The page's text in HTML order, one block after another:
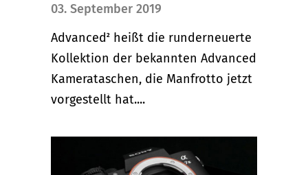
03. September 2019
Advanced 2
heißt die runderneuerte
Kollektion der bekannten Advanced
Kamerataschen, die Manfrotto jetzt
vorgestellt hat....